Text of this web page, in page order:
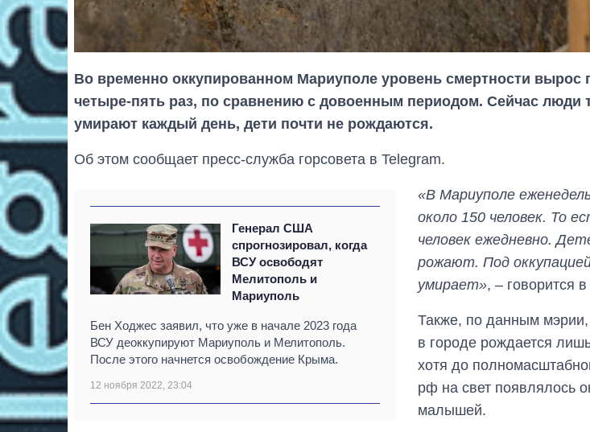
Во временно оккупированном Мариуполе уровень смертности вырос
четыре-пять раз, по сравнению с довоенным периодом. Сейчас люди
умирают каждый день, дети почти не рождаются.
Об этом сообщает пресс-служба горсовета в Telegram.
Генерал США
спрогнозировал, когда
ВСУ освободят
Мелитополь и
Мариуполь
Бен Ходжес заявил, что уже в начале 2023 года
ВСУ деоккупируют Мариуполь и Мелитополь.
После этого начнется освобождение Крыма.
12 ноября 2022, 23:04
«В Мариуполе
около 150 человек. То
человек ежедневно.
рожают. Под
умирает», – говорится
Также, по данным
в городе рождается
хотя до
рф на свет появлялось
малышей.